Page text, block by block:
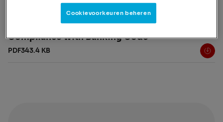
Downloads
Compliance with Banking Code
PDF343.4 KB
Cookievoorkeuren beheren